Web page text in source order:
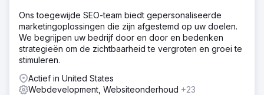
Ons toegewijde SEO-team biedt gepersonaliseerde
marketingoplossingen die zijn afgestemd op uw doelen.
We begrijpen uw bedrijf door en door en bedenken
strategieën om de zichtbaarheid te vergroten en groei te
stimuleren.
Actief in United States
Webdevelopment, Websiteonderhoud +23